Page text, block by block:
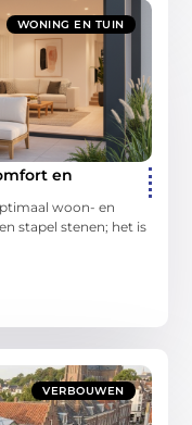
WONING EN TUIN
en
woon- en
stapel stenen; het is
VERBOUWEN